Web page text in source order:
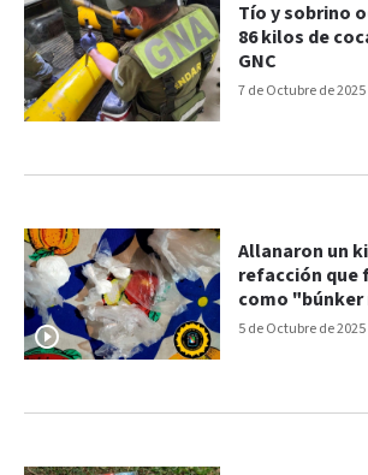
7 de Octubre de 2025
Tío y sobrino
86 kilos de
GNC
5 de Octubre de 2025
Allanaron un
refacción que
como "búnker
Paraná